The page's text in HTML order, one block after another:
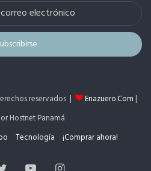
reservados | Enazuero.Com |
Hostnet Panamá
Tecnología ¡Comprar ahora!
TwitterYouTubeInstagram